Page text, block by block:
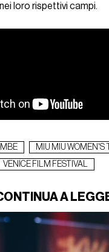
loro rispettivi campi.
MIU MIU WOMEN'S
VENICE FILM FESTIVAL
A